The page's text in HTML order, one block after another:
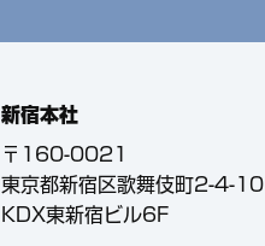
新宿本社
〒160-0021
東京都新宿区歌舞伎町2-4-10
KDX東新宿ビル6F